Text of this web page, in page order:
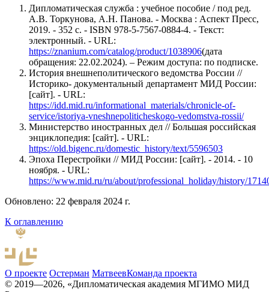
Дипломатическая служба : учебное пособие / под ред.
А.В. Торкунова, А.Н. Панова. - Москва : Аспект Пресс,
2019. - 352 с. - ISBN 978-5-7567-0884-4. - Текст:
электронный. - URL:
https://znanium.com/catalog/product/1038906(дата
обращения: 22.02.2024). – Режим доступа: по подписке.
История внешнеполитического ведомства России //
Историко- документальный департамент МИД России:
[сайт]. - URL:
https://idd.mid.ru/informational_materials/chronicle-of-
service/istoriya-vneshnepoliticheskogo-vedomstva-rossii/
Министерство иностранных дел // Большая российская
энциклопедия: [сайт]. - URL:
https://old.bigenc.ru/domestic_history/text/5596503
Эпоха Перестройки // МИД России: [сайт]. - 2014. - 10
ноября. - URL:
https://www.mid.ru/ru/about/professional_holiday/history/
Обновлено: 22 февраля 2024 г.
К оглавлению
О проекте Остерман МатвеевКоманда проекта
© 2019—2026, «Дипломатическая академия МГИМО МИД